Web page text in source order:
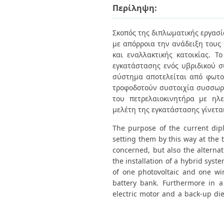
Περίληψη:
Σκοπός της διπλωματικής
με απόρροια την ανάδειξη
και εναλλακτικής
εγκατάστασης ενός υβριδικού
σύστημα αποτελείται από
τροφοδοτούν συστοιχία
του πετρελαιοκινητήρα με
μελέτη της εγκατάστασης
The purpose of the current
setting them by this way at the
concerned, but also the
the installation of a hybrid
of one photovoltaic and one
battery bank. Furthermore in
electric motor and a back-up